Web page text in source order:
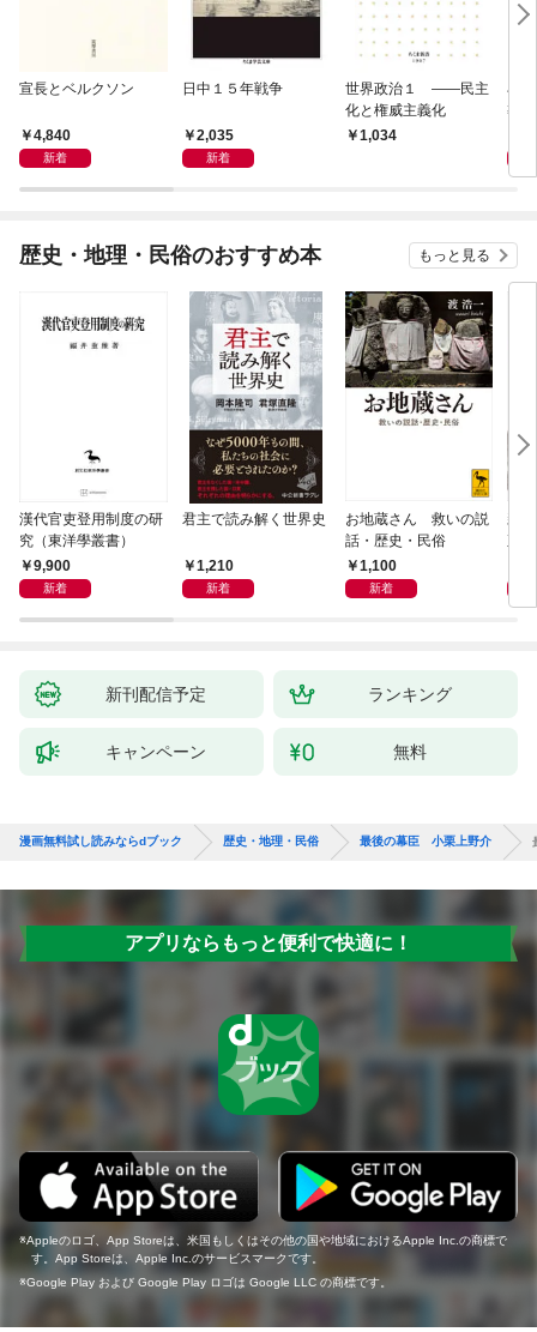
宣長とベルクソン
4,840
新着
日中１５年戦争
2,035
新着
世界政治１ ――民主
化と権威主義化
1,034
石
導
歴史・地理・民俗のおすすめ本 もっと見る
漢代官吏登用制度の研
究（東洋學叢書）
9,900
新着
君主で読み解く世界史
1,210
新着
お地蔵さん 救いの説
話・歴史・民俗
1,100
新着
親
直
新刊配信予定 ランキング
キャンペーン 無料
漫画無料試し読みならdブック 歴史・地理・民俗 最後の幕臣 小栗上野介
アプリならもっと便利で快適に！
Appleのロゴ、App Storeは、米国もしくはその他の国や地域におけるApple Inc.の商標で
す。App Storeは、Apple Inc.のサービスマークです。
Google Play および Google Play ロゴは Google LLC の商標です。